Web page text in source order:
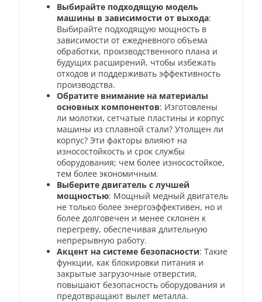
Выбирайте подходящую модель
машины в зависимости от выхода:
Выбирайте подходящую мощность в
зависимости от ежедневного объема
обработки, производственного плана и
будущих расширений, чтобы избежать
отходов и поддерживать эффективность
производства.
Обратите внимание на материалы
основных компонентов: Изготовлены
ли молотки, сетчатые пластины и корпус
машины из сплавной стали? Утолщен ли
корпус? Эти факторы влияют на
износостойкость и срок службы
оборудования; чем более износостойкое,
тем более экономичным.
Выберите двигатель с лучшей
мощностью: Мощный медный двигатель
не только более энергоэффективен, но и
более долговечен и менее склонен к
перегреву, обеспечивая длительную
непрерывную работу.
Акцент на системе безопасности: Такие
функции, как блокировки питания и
закрытые загрузочные отверстия,
повышают безопасность оборудования и
предотвращают вылет металла.